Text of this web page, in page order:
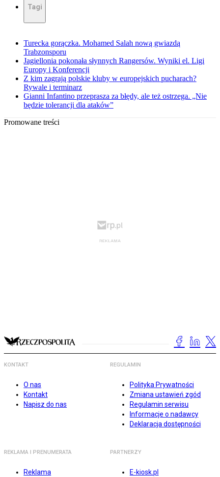
Tagi
Turecka gorączka. Mohamed Salah nową gwiazdą
Trabzonsporu
Jagiellonia pokonała słynnych Rangersów. Wyniki el. Ligi
Europy i Konferencji
Z kim zagrają polskie kluby w europejskich pucharach?
Rywale i terminarz
Gianni Infantino przeprasza za błędy, ale też ostrzega. „Nie
będzie tolerancji dla ataków”
Promowane treści
KONTAKT
O nas
Kontakt
Napisz do nas
REGULAMIN
Polityka Prywatności
Zmiana ustawień zgód
Regulamin serwisu
Informacje o nadawcy
Deklaracja dostępności
REKLAMA I PRENUMERATA
Reklama
PARTNERZY
E-kiosk.pl